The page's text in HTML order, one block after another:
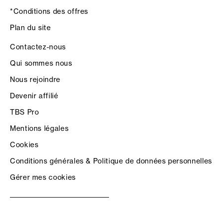
*Conditions des offres
Plan du site
Contactez-nous
Qui sommes nous
Nous rejoindre
Devenir affilié
TBS Pro
Mentions légales
Cookies
Conditions générales & Politique de données personnelles
Gérer mes cookies